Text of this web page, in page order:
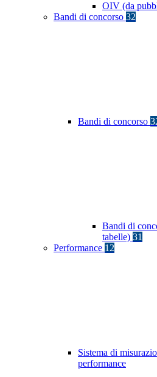
OIV (da
Bandi di concorso 32
Bandi di concorso
Bandi di
tabelle) 31
Performance 12
Sistema di
performance